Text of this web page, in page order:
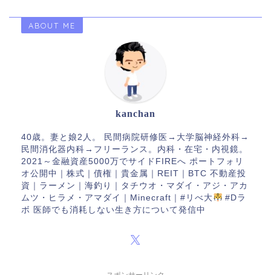
ABOUT ME
kanchan
40歳。妻と娘2人。 民間病院研修医→大学脳神経外科→
民間消化器内科→フリーランス。内科・在宅・内視鏡。
2021～金融資産5000万でサイドFIREへ ポートフォリ
オ公開中｜株式｜債権｜貴金属｜REIT｜BTC 不動産投
資｜ラーメン｜海釣り｜タチウオ・マダイ・アジ・アカ
ムツ・ヒラメ・アマダイ｜Minecraft｜#リべ大
#Dラ
ボ 医師でも消耗しない生き方について発信中